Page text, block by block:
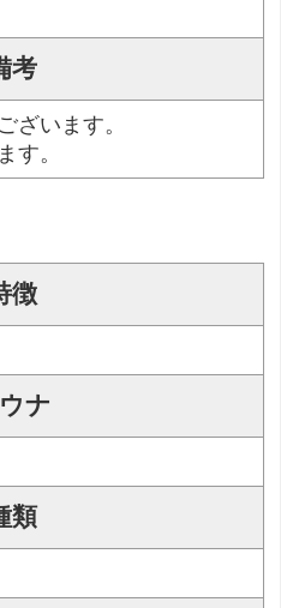
考
ざいます。
す。
徴
ナ
類